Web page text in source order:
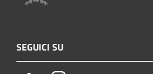
SEGUICI SU